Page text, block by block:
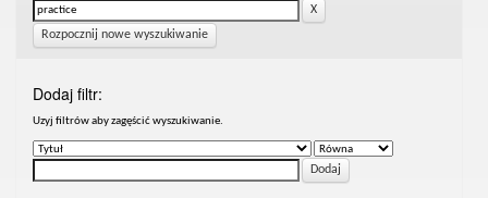
Rozpocznij nowe wyszukiwanie
Dodaj filtr:
Uzyj filtrów aby zagęścić wyszukiwanie.